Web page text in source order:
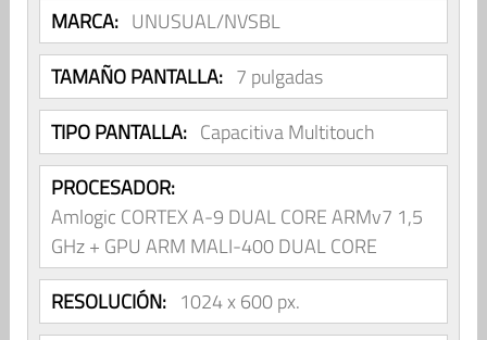
MARCA: UNUSUAL/NVSBL
TAMAÑO PANTALLA: 7 pulgadas
TIPO PANTALLA: Capacitiva Multitouch
PROCESADOR:
Amlogic CORTEX A-9 DUAL CORE ARMv7 1,5
GHz + GPU ARM MALI-400 DUAL CORE
RESOLUCIÓN: 1024 x 600 px.